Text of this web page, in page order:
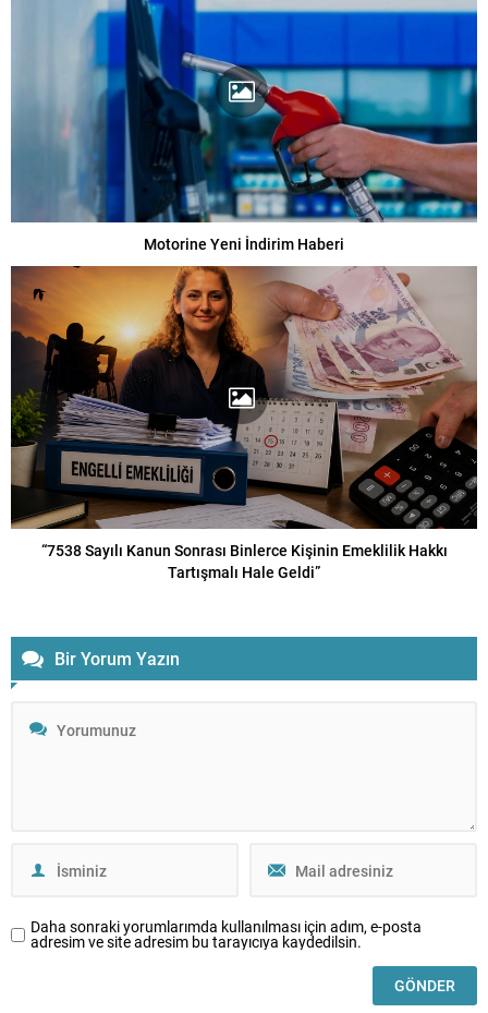
Motorine Yeni İndirim Haberi
“7538 Sayılı Kanun Sonrası Binlerce Kişinin Emeklilik Hakkı
Tartışmalı Hale Geldi”
Bir Yorum Yazın
Daha sonraki yorumlarımda kullanılması için adım, e-posta
adresim ve site adresim bu tarayıcıya kaydedilsin.